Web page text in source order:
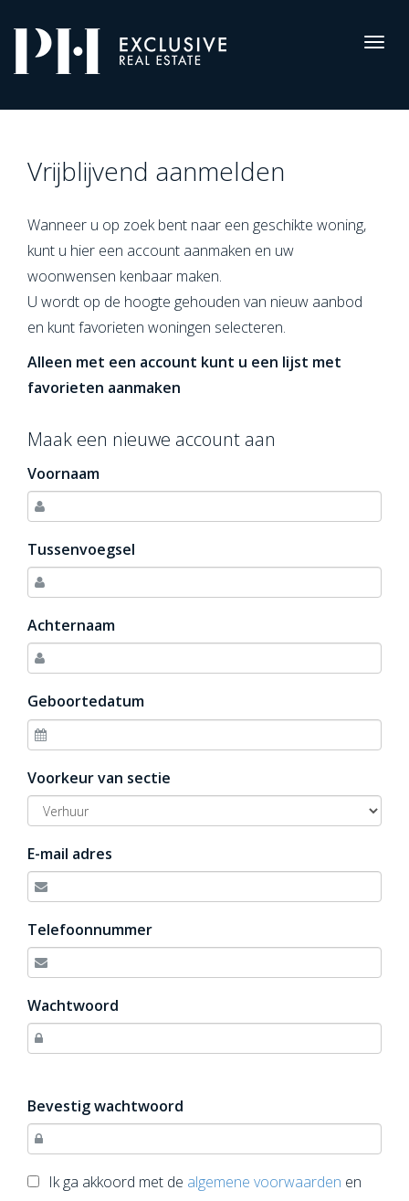
Registreren
Pro-
Housing
Vrijblijvend aanmelden
Wanneer u op zoek bent naar een geschikte woning,
kunt u hier een account aanmaken en uw
woonwensen kenbaar maken.
U wordt op de hoogte gehouden van nieuw aanbod
en kunt favorieten woningen selecteren.
Alleen met een account kunt u een lijst met
favorieten aanmaken
Maak een nieuwe account aan
Voornaam
Tussenvoegsel
Achternaam
Geboortedatum
Voorkeur van sectie
E-mail adres
Telefoonnummer
Wachtwoord
Bevestig wachtwoord
Ik ga akkoord met de algemene voorwaarden en